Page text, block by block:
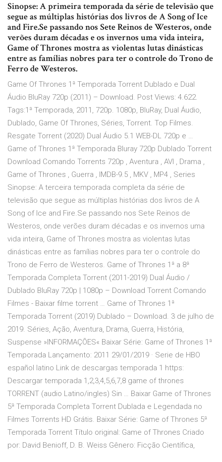
Sinopse: A primeira temporada da série de televisão que
segue as múltiplas histórias dos livros de A Song of Ice
and Fire.Se passando nos Sete Reinos de Westeros, onde
verões duram décadas e os invernos uma vida inteira,
Game of Thrones mostra as violentas lutas dinásticas
entre as famílias nobres para ter o controle do Trono de
Ferro de Westeros.
Game Of Thrones 1ª Temporada Torrent Dublado e Dual
Áudio BluRay 720p (2011) – Download. Post Views: 4.622.
Tags:1ª Temporada, 2011, 720p. 1080p, BluRay, Dual Áudio,
Dublado, Game Of Thrones, Séries, Torrent. Top Filmes.
Resgate Torrent (2020) Dual Áudio 5.1 WEB-DL 720p e …
Game of Thrones 1ª Temporada Bluray 720p Dublado Torrent
Download Comando Torrents 720p , Aventura , AVI , Drama ,
Game of Thrones , Guerra , IMDB-9.5 , MKV , MP4 , Series
Sinopse: A terceira temporada completa da série de
televisão que segue as múltiplas histórias dos livros de A
Song of Ice and Fire.Se passando nos Sete Reinos de
Westeros, onde verões duram décadas e os invernos uma
vida inteira, Game of Thrones mostra as violentas lutas
dinásticas entre as famílias nobres para ter o controle do
Trono de Ferro de Westeros. Game of Thrones 1ª a 8ª
Temporada Completa Torrent (2011-2019) Dual Áudio /
Dublado BluRay 720p | 1080p – Download Torrent Comando
Filmes - Baixar filme torrent … Game of Thrones 1ª
Temporada Torrent (2019) Dublado – Download. 3 de julho de
2019. Séries, Ação, Aventura, Drama, Guerra, História,
Suspense »INFORMAÇÕES« Baixar Série: Game of Thrones 1ª
Temporada Lançamento: 2011 29/01/2019 · Serie de HBO
español latino Link de descargas temporada 1 https:
Descargar temporada 1,2,3,4,5,6,7,8 game of thrones
TORRENT (audio Latino/ingles) Sin … Baixar Game of Thrones
5ª Temporada Completa Torrent Dublada e Legendada no
Filmes Torrents HD Grátis. Baixar Série: Game of Thrones 5ª
Temporada Torrent Título original: Game of Thrones Criado
por: David Benioff, D. B. Weiss Gênero: Ficção Científica,